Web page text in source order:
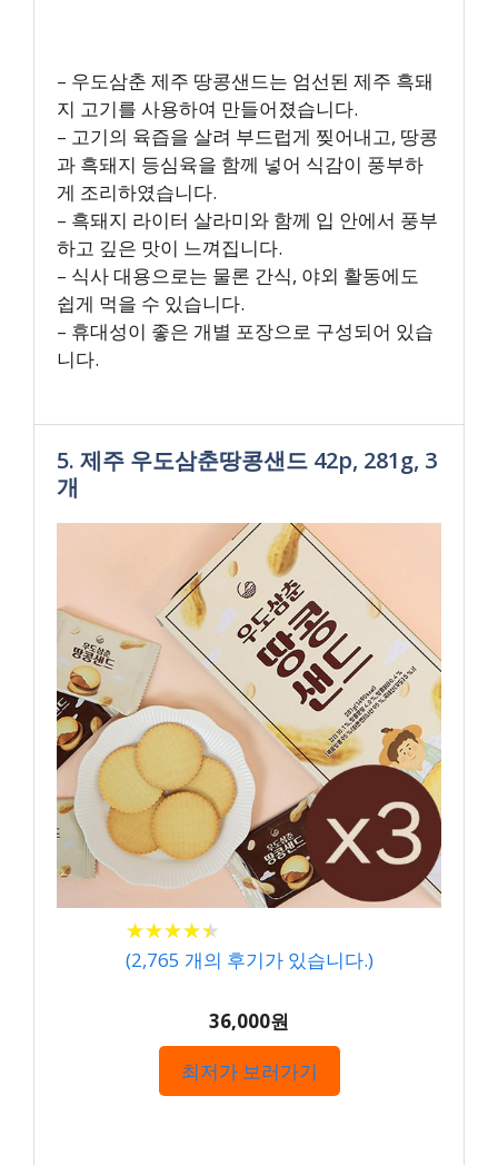
– 우도삼춘 제주 땅콩샌드는 엄선된 제주 흑돼
지 고기를 사용하여 만들어졌습니다.
– 고기의 육즙을 살려 부드럽게 찢어내고, 땅콩
과 흑돼지 등심육을 함께 넣어 식감이 풍부하
게 조리하였습니다.
– 흑돼지 라이터 살라미와 함께 입 안에서 풍부
하고 깊은 맛이 느껴집니다.
– 식사 대용으로는 물론 간식, 야외 활동에도
쉽게 먹을 수 있습니다.
– 휴대성이 좋은 개별 포장으로 구성되어 있습
니다.
5. 제주 우도삼춘땅콩샌드 42p, 281g, 3
개
★★★★★
★★★★★
(2,765 개의 후기가 있습니다.)
36,000원
최저가 보러가기